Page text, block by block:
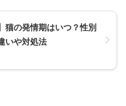
猫の発情期はいつ？性別
いや対処法